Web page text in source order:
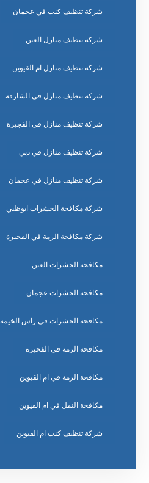
شركة تنظيف كنب في عجمان
شركة تنظيف منازل العين
شركة تنظيف منازل ام القيوين
شركة تنظيف منازل في الشارقة
شركة تنظيف منازل في الفجيرة
شركة تنظيف منازل في دبي
شركة تنظيف منازل في عجمان
شركة مكافحة الحشرات ابوظبي
شركة مكافحة الرمة في الفجيرة
مكافحة الحشرات العين
مكافحة الحشرات عجمان
مكافحة الحشرات في راس الخيمة
مكافحة الرمة في الفجيرة
مكافحة الرمة في ام القيوين
مكافحة النمل في ام القيوين